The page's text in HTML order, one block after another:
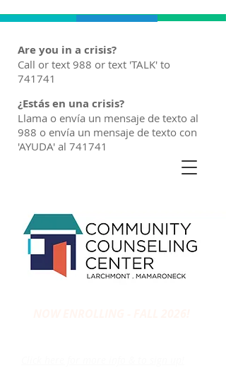
Are you in a crisis?
Call or text 988 or text 'TALK' to
741741
¿Estás en una crisis?
Llama o envía un mensaje de texto al
988 o envía un mensaje de texto con
'AYUDA' al 741741